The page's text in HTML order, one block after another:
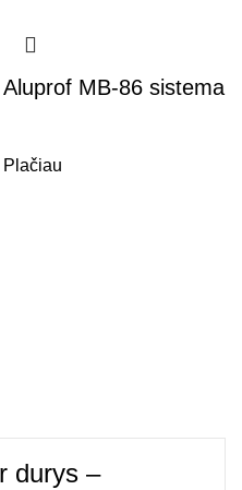
Aluprof MB-86 sistema
Plačiau
durys –